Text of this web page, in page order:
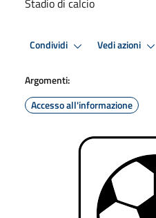
Condividi Vedi azioni
Argomenti:
Accesso all'informazione